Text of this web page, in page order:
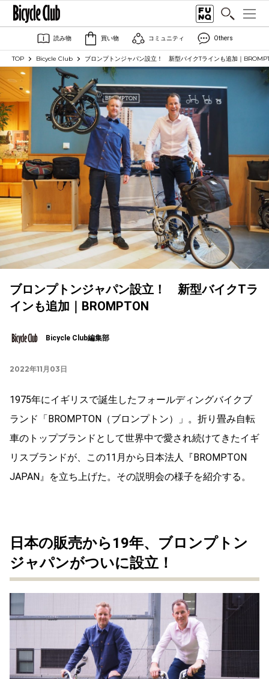
読み物 買い物 コミュニティ Others
TOP Bicycle Club ブロンプトンジャパン設立！ 新型バイクTラインも追加｜
ブロンプトンジャパン設立！ 新型バイクTラ
インも追加｜BROMPTON
Bicycle Club編集部
2022年11月03日
1975年にイギリスで誕生したフォールディングバイクブ
ランド「BROMPTON（ブロンプトン）」。折り畳み自転
車のトップブランドとして世界中で愛され続けてきたイギ
リスブランドが、この11月から日本法人『BROMPTON
JAPAN』を立ち上げた。その説明会の様子を紹介する。
日本の販売から19年、ブロンプトン
ジャパンがついに設立！